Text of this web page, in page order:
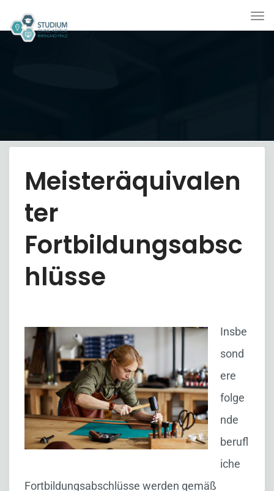
content
Meisteräquivalen
ter
Fortbildungsabsc
hlüsse
Insbe
sond
ere
folge
nde
berufl
iche
Fortbildungsabschlüsse werden gemäß